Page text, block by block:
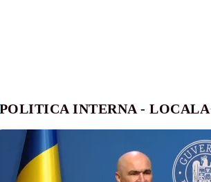
POLITICA INTERNA - LOCALA